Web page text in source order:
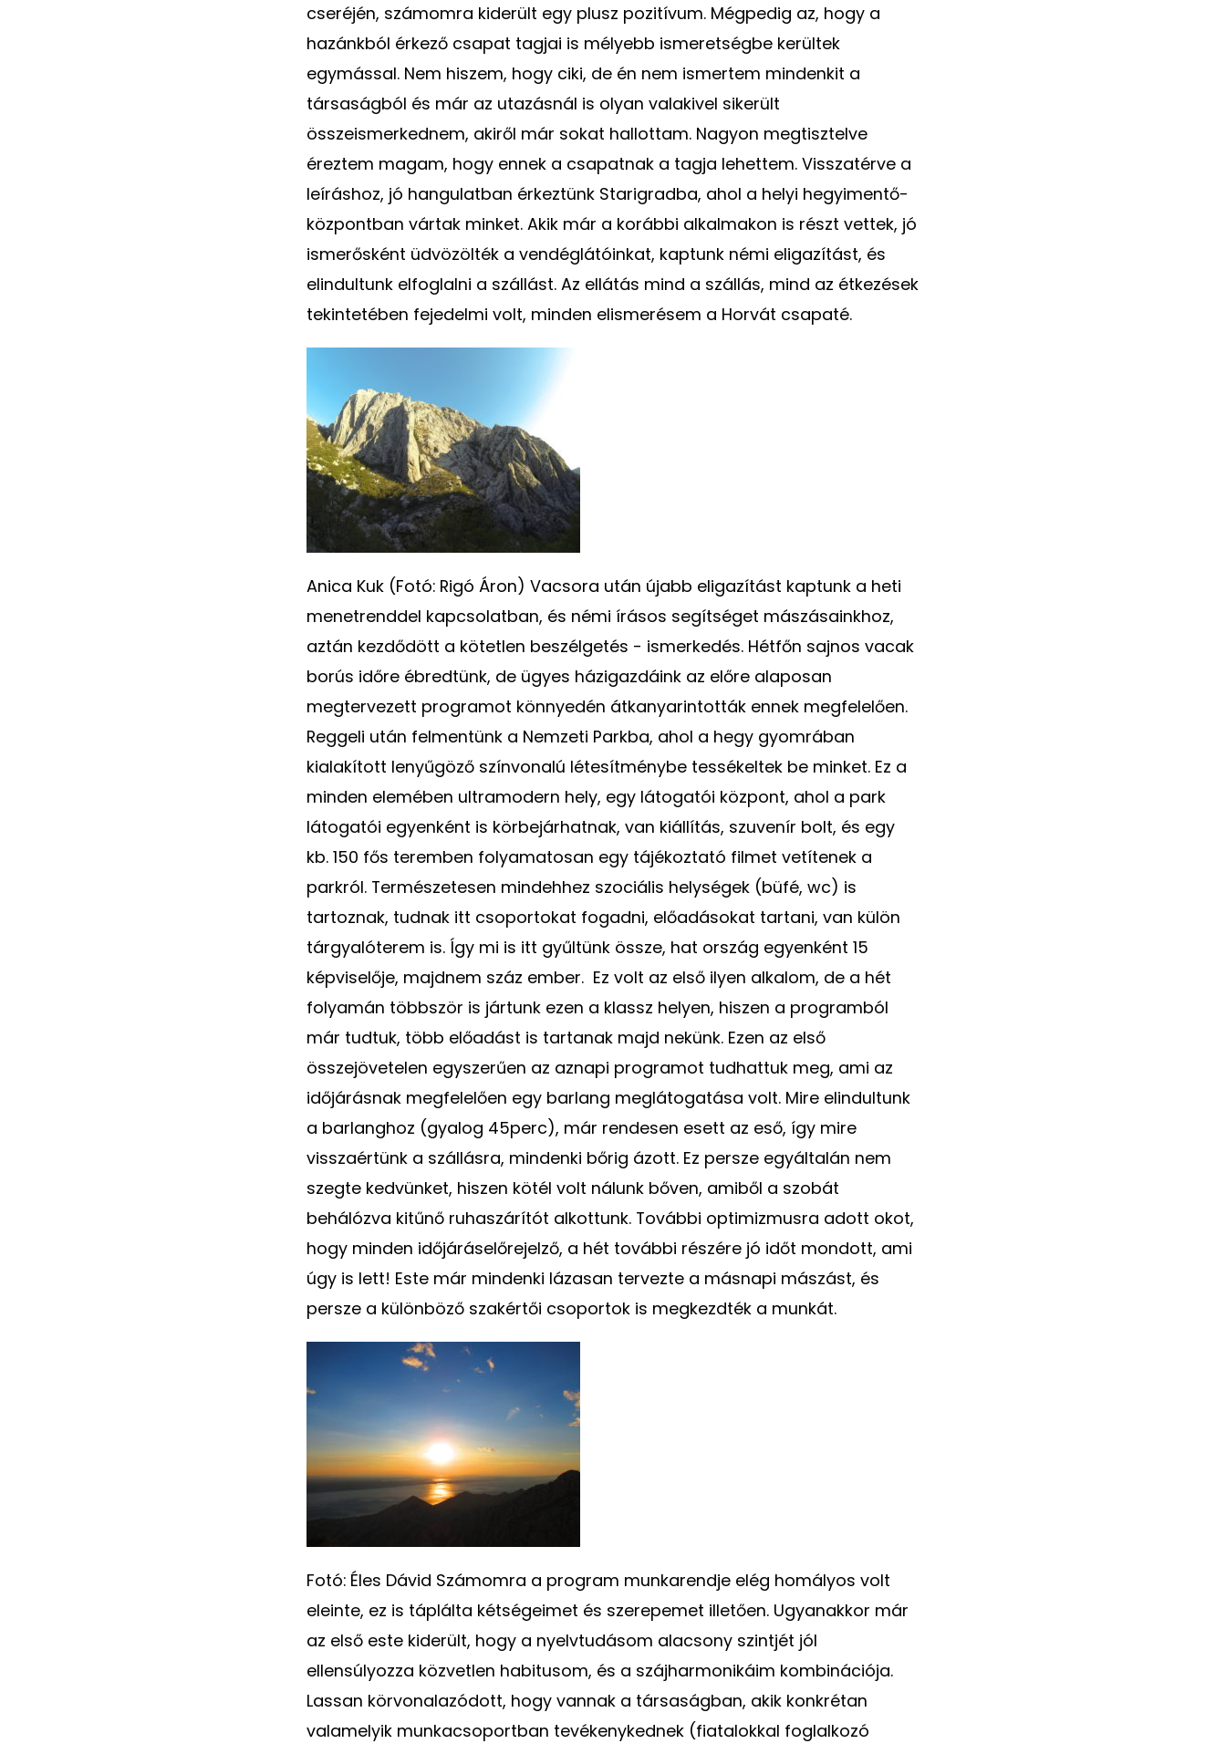
cseréjén, számomra kiderült egy plusz pozitívum. Mégpedig az, hogy a
hazánkból érkező csapat tagjai is mélyebb ismeretségbe kerültek
egymással. Nem hiszem, hogy ciki, de én nem ismertem mindenkit a
társaságból és már az utazásnál is olyan valakivel sikerült
összeismerkednem, akiről már sokat hallottam. Nagyon megtisztelve
éreztem magam, hogy ennek a csapatnak a tagja lehettem. Visszatérve a
leíráshoz, jó hangulatban érkeztünk Starigradba, ahol a helyi hegyimentő-
központban vártak minket. Akik már a korábbi alkalmakon is részt vettek, jó
ismerősként üdvözölték a vendéglátóinkat, kaptunk némi eligazítást, és
elindultunk elfoglalni a szállást. Az ellátás mind a szállás, mind az étkezések
tekintetében fejedelmi volt, minden elismerésem a Horvát csapaté.
Anica Kuk (Fotó: Rigó Áron) Vacsora után újabb eligazítást kaptunk a heti
menetrenddel kapcsolatban, és némi írásos segítséget mászásainkhoz,
aztán kezdődött a kötetlen beszélgetés - ismerkedés. Hétfőn sajnos vacak
borús időre ébredtünk, de ügyes házigazdáink az előre alaposan
megtervezett programot könnyedén átkanyarintották ennek megfelelően.
Reggeli után felmentünk a Nemzeti Parkba, ahol a hegy gyomrában
kialakított lenyűgöző színvonalú létesítménybe tessékeltek be minket. Ez a
minden elemében ultramodern hely, egy látogatói központ, ahol a park
látogatói egyenként is körbejárhatnak, van kiállítás, szuvenír bolt, és egy
kb. 150 fős teremben folyamatosan egy tájékoztató filmet vetítenek a
parkról. Természetesen mindehhez szociális helységek (büfé, wc) is
tartoznak, tudnak itt csoportokat fogadni, előadásokat tartani, van külön
tárgyalóterem is. Így mi is itt gyűltünk össze, hat ország egyenként 15
képviselője, majdnem száz ember. Ez volt az első ilyen alkalom, de a hét
folyamán többször is jártunk ezen a klassz helyen, hiszen a programból
már tudtuk, több előadást is tartanak majd nekünk. Ezen az első
összejövetelen egyszerűen az aznapi programot tudhattuk meg, ami az
időjárásnak megfelelően egy barlang meglátogatása volt. Mire elindultunk
a barlanghoz (gyalog 45perc), már rendesen esett az eső, így mire
visszaértünk a szállásra, mindenki bőrig ázott. Ez persze egyáltalán nem
szegte kedvünket, hiszen kötél volt nálunk bőven, amiből a szobát
behálózva kitűnő ruhaszárítót alkottunk. További optimizmusra adott okot,
hogy minden időjáráselőrejelző, a hét további részére jó időt mondott, ami
úgy is lett! Este már mindenki lázasan tervezte a másnapi mászást, és
persze a különböző szakértői csoportok is megkezdték a munkát.
Fotó: Éles Dávid Számomra a program munkarendje elég homályos volt
eleinte, ez is táplálta kétségeimet és szerepemet illetően. Ugyanakkor már
az első este kiderült, hogy a nyelvtudásom alacsony szintjét jól
ellensúlyozza közvetlen habitusom, és a szájharmonikáim kombinációja.
Lassan körvonalazódott, hogy vannak a társaságban, akik konkrétan
valamelyik munkacsoportban tevékenykednek (fiatalokkal foglalkozó